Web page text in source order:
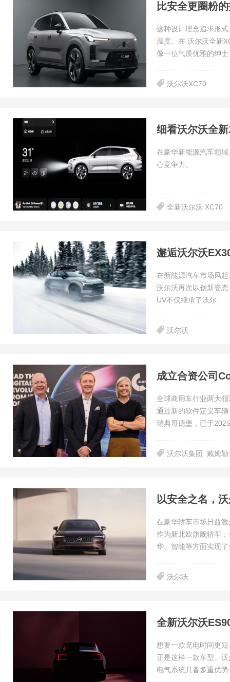
比安全更圈粉
这种设计理念追求形
温度。在 沃尔沃全新
像一位气质优雅的绅
沃尔沃XC70
细看沃尔沃全
在豪华新能源汽车领
心竞争力。
全新沃尔沃 XC70
邂逅沃尔沃
在新能源汽车市场风
沃尔沃再次以创新姿
UV不仅继承了沃尔
沃尔沃
成立合资公司
全球商用车行业两大
通过新的软件定义车
瑞典哥德堡，已于
沃尔沃集团 戴姆勒
以安全之名，
在豪华轿车市场日益
作为新北欧旗舰轿车
华、智能等方面实现
沃尔沃
全新沃尔沃
想要一款充电时间更
正是这样一款车型。
电气系统具备多重优